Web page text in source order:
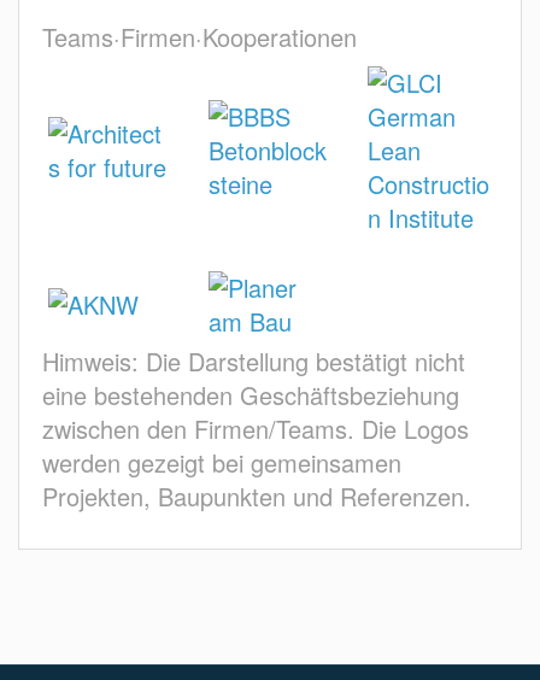
Teams·Firmen·Kooperationen
Himweis: Die Darstellung bestätigt nicht
eine bestehenden Geschäftsbeziehung
zwischen den Firmen/Teams. Die Logos
werden gezeigt bei gemeinsamen
Projekten, Baupunkten und Referenzen.